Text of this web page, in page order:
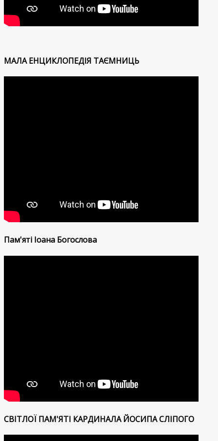
МАЛА ЕНЦИКЛОПЕДІЯ ТАЄМНИЦЬ
Пам'яті Іоана Богослова
СВІТЛОЇ ПАМ'ЯТІ КАРДИНАЛА ЙОСИПА СЛІПОГО